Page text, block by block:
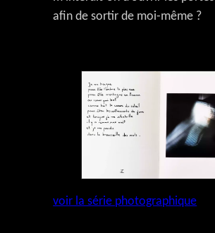
afin de sortir de moi-même ?
voir la série photographique